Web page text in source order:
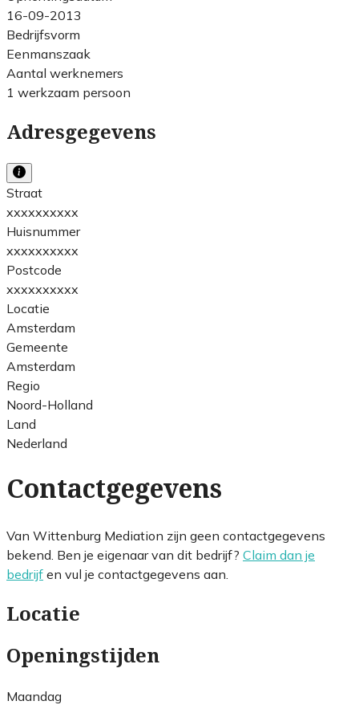
16-09-2013
Bedrijfsvorm
Eenmanszaak
Aantal werknemers
1 werkzaam persoon
Adresgegevens
Straat
xxxxxxxxxx
Huisnummer
xxxxxxxxxx
Postcode
xxxxxxxxxx
Locatie
Amsterdam
Gemeente
Amsterdam
Regio
Noord-Holland
Land
Nederland
Contactgegevens
Van Wittenburg Mediation zijn geen contactgegevens
bekend. Ben je eigenaar van dit bedrijf? Claim dan je
bedrijf en vul je contactgegevens aan.
Locatie
Openingstijden
Maandag